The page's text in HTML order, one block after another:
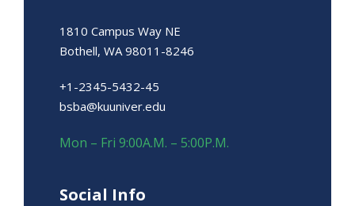
1810 Campus Way NE
Bothell, WA 98011-8246
+1-2345-5432-45
bsba@kuuniver.edu
Mon – Fri 9:00A.M. – 5:00P.M.
Social Info